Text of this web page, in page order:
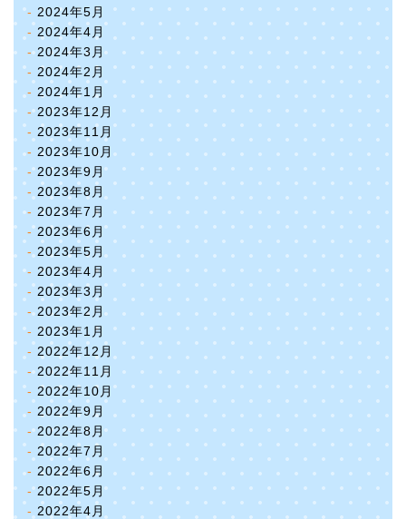
2024年5月
2024年4月
2024年3月
2024年2月
2024年1月
2023年12月
2023年11月
2023年10月
2023年9月
2023年8月
2023年7月
2023年6月
2023年5月
2023年4月
2023年3月
2023年2月
2023年1月
2022年12月
2022年11月
2022年10月
2022年9月
2022年8月
2022年7月
2022年6月
2022年5月
2022年4月